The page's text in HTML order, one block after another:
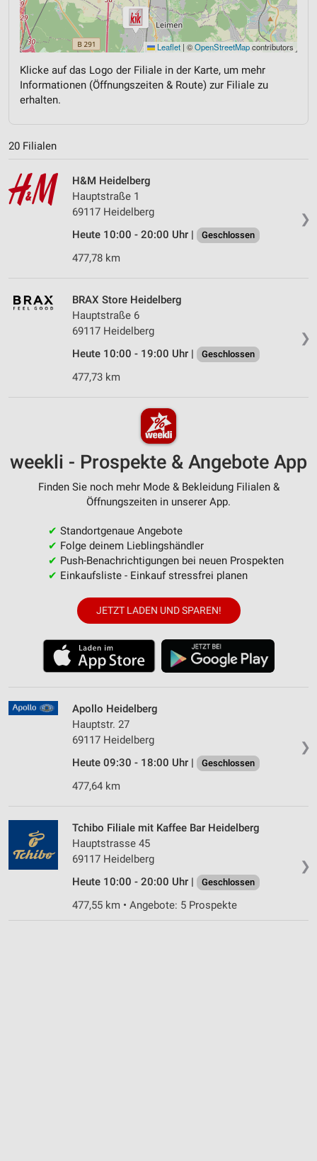
Leaflet | ©OpenStreetMapcontributors
Klicke auf das Logo der Filiale in der Karte, um mehr
Informationen (Öffnungszeiten & Route) zur Filiale zu
erhalten.
20 Filialen
❯
H&M Heidelberg
Hauptstraße 1
69117 Heidelberg
Heute 10:00 - 20:00 Uhr |
Geschlossen
477,78 km
❯
BRAX Store Heidelberg
Hauptstraße 6
69117 Heidelberg
Heute 10:00 - 19:00 Uhr |
Geschlossen
477,73 km
weekli - Prospekte & Angebote App
Finden Sie noch mehr Mode & Bekleidung Filialen &
Öffnungszeiten in unserer App.
✔ Standortgenaue Angebote
✔ Folge deinem Lieblingshändler
✔ Push-Benachrichtigungen bei neuen Prospekten
✔ Einkaufsliste - Einkauf stressfrei planen
JETZT LADEN UND SPAREN!
❯
Apollo Heidelberg
Hauptstr. 27
69117 Heidelberg
Heute 09:30 - 18:00 Uhr |
Geschlossen
477,64 km
❯
Tchibo Filiale mit Kaffee Bar Heidelberg
Hauptstrasse 45
69117 Heidelberg
Heute 10:00 - 20:00 Uhr |
Geschlossen
477,55 km • Angebote: 5 Prospekte